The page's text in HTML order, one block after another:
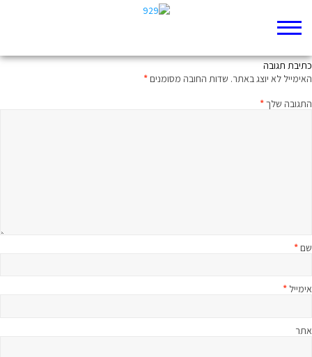
מה בין נביא עממי, משיח, נביא קלאסי ומשורר?
כתיבת תגובה
האימייל לא יוצג באתר. שדות החובה מסומנים*
התגובה שלך*
שם*
אימייל *
אתר